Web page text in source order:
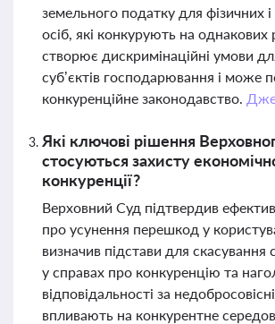
земельного податку для фізичних
осіб, які конкурують на
створює дискримінаційні умови
суб’єктів господарювання і може
конкуренційне законодавство.
Які ключові рішення
стосуються захисту
конкуренції?
Верховний Суд підтвердив
про усунення перешкод у
визначив підстави для скасування
у справах про конкуренцію та
відповідальності за
впливають на конкурентне